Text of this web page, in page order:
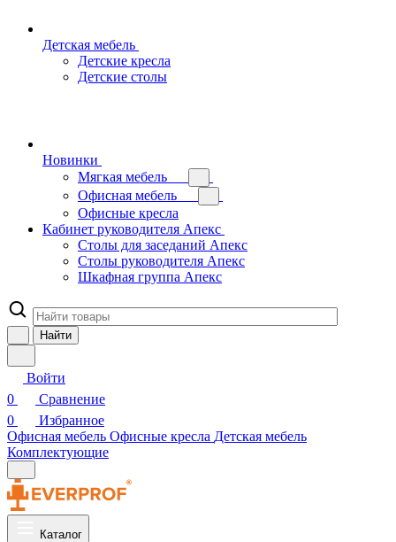
Детская мебель
Детские кресла
Детские столы
Новинки
Мягкая мебель
Офисная мебель
Офисные кресла
Кабинет руководителя Апекс
Столы для заседаний Апекс
Столы руководителя Апекс
Шкафная группа Апекс
Найти
Войти
0
Сравнение
0
Избранное
Офисная мебель Офисные кресла Детская мебель
Комплектующие
Каталог